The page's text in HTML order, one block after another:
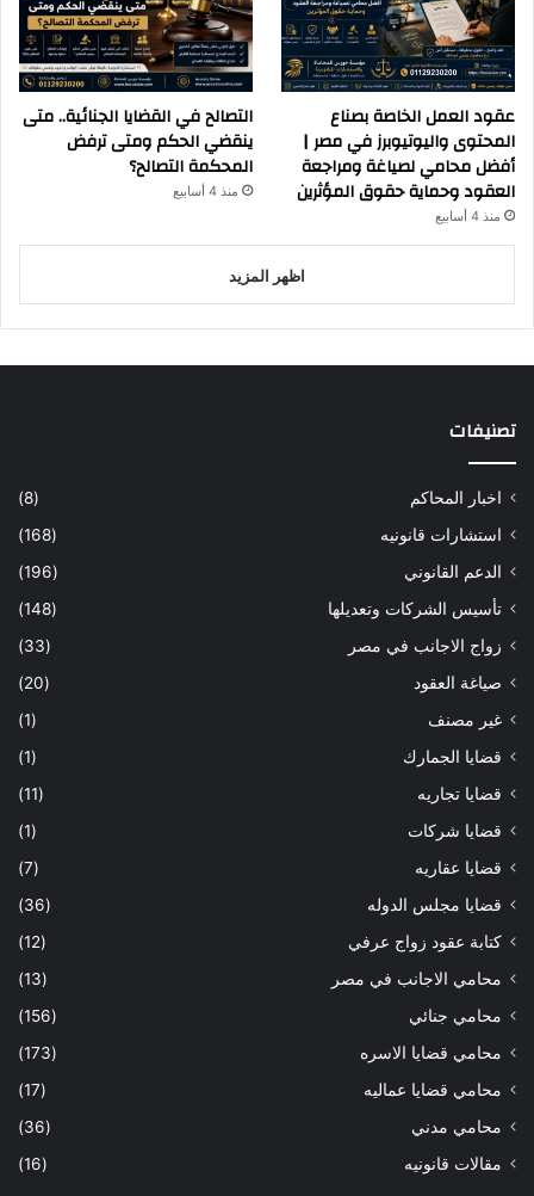
عقود العمل الخاصة بصناع
المحتوى واليوتيوبرز في مصر |
أفضل محامي لصياغة ومراجعة
العقود وحماية حقوق المؤثرين
منذ 4 أسابيع
التصالح في القضايا الجنائية.. متى
ينقضي الحكم ومتى ترفض
المحكمة التصالح؟
منذ 4 أسابيع
اظهر المزيد
تصنيفات
اخبار المحاكم
(8)
استشارات قانونيه
(168)
الدعم القانوني
(196)
تأسيس الشركات وتعديلها
(148)
زواج الاجانب في مصر
(33)
صياغة العقود
(20)
غير مصنف
(1)
قضايا الجمارك
(1)
قضايا تجاريه
(11)
قضايا شركات
(1)
قضايا عقاريه
(7)
قضايا مجلس الدوله
(36)
كتابة عقود زواج عرفي
(12)
محامي الاجانب في مصر
(13)
محامي جنائي
(156)
محامي قضايا الاسره
(173)
محامي قضايا عماليه
(17)
محامي مدني
(36)
مقالات قانونيه
(16)